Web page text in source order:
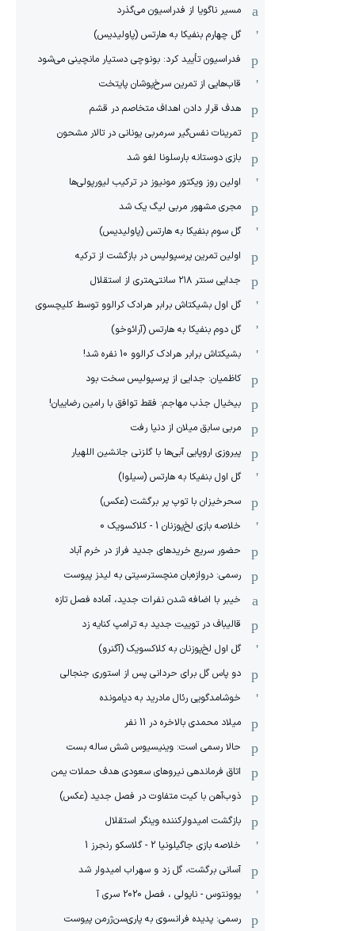
مسیر ناگویا از فدراسیون می‌گذرد
گل چهارم بنفیکا به هارتس (پاولیدیس)
فدراسیون تأیید کرد: بونوچی دستیار مانچینی می‌شود
قاب‌هایی از تمرین سرخ‌پوشان پایتخت
هدف قرار دادن اهداف متخاصم در قشم
‏تمرینات نفس‌گیر سرمربی یونانی در تالار مشحون
بازی دوستانه بارسلونا لغو شد
اولین روز ویکتور مونیوز در ترکیب لیورپولی‌ها
مجری مشهور مربی لیگ یک شد
گل سوم بنفیکا به هارتس (پاولیدیس)
اولین تمرین پرسپولیس در بازگشت از ترکیه
جدایی سنتر ۲۱۸ سانتی‌متری از استقلال
گل اول بشیکتاش برابر هرادک کرالوو توسط کلیچسوی
گل دوم بنفیکا به هارتس (آرائوخو)
بشیکتاش برابر هرادک کرالوو 10 نفره شد!
کاظمیان: جدایی از پرسپولیس سخت بود
بیخیال جذب مهاجم: فقط توافق با رامین رضاییان!
مربی سابق میلان از دنیا رفت
پیروزی اروپایی آبی‌ها با گلزنی جانشین اللهیار
گل اول بنفیکا به هارتس (سیلوا)
سحرخیزان با توپ پر برگشت (عکس)
خلاصه بازی لخ‌پوزنان 1 - کلاکسویک 0
حضور سریع خریدهای جدید فراز در خرم آباد
رسمی: دروازه‌بان منچسترسیتی به لیدز پیوست
خیبر با اضافه شدن نفرات جدید، آماده فصل تازه
قالیباف در توییت جدید به ترامپ کنایه زد
گل اول لخ‌پوزنان به کلاکسویک (آگنرو)
دو پاس گل برای حردانی پس از استوری جنجالی
خوشامدگویی رئال مادرید به دیامونده
میلاد محمدی بالاخره در 11 نفر
حالا رسمی است: وینیسیوس شش ساله بست
اتاق فرماندهی نیروهای سعودی هدف حملات یمن
ذوب‌آهن با کیت متفاوت در فصل جدید (عکس)
بازگشت امیدوارکننده وینگر استقلال
خلاصه بازی جاگیلونیا 2 - گلاسکو رنجرز 1
آسانی برگشت، گل زد و سهراب امیدوار شد
یوونتوس - ناپولی ، فصل 2020 سری آ
رسمی: پدیده فرانسوی به پاری‌سن‌ژرمن پیوست